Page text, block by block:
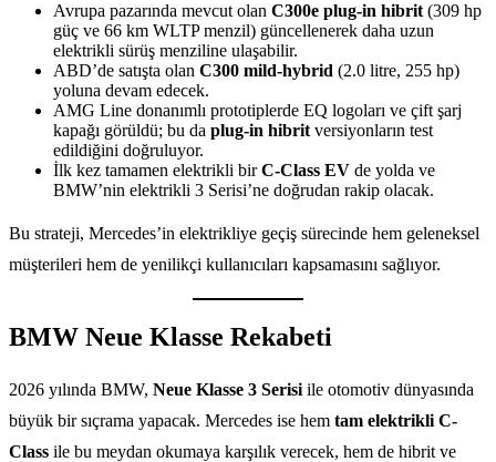
Avrupa pazarında mevcut olan C300e plug-in hibrit (309 hp
güç ve 66 km WLTP menzil) güncellenerek daha uzun
elektrikli sürüş menziline ulaşabilir.
ABD’de satışta olan C300 mild-hybrid (2.0 litre, 255 hp)
yoluna devam edecek.
AMG Line donanımlı prototiplerde EQ logoları ve çift şarj
kapağı görüldü; bu da plug-in hibrit versiyonların test
edildiğini doğruluyor.
İlk kez tamamen elektrikli birC-Class EV de yolda ve
BMW’nin elektrikli 3 Serisi’ne doğrudan rakip olacak.
Bu strateji, Mercedes’in elektrikliye geçiş sürecinde hem geleneksel
müşterileri hem de yenilikçi kullanıcıları kapsamasını sağlıyor.
BMW Neue Klasse Rekabeti
2026 yılında BMW, Neue Klasse 3 Serisi ile otomotiv dünyasında
büyük bir sıçrama yapacak. Mercedes ise hem tam elektrikli C-
Class ile bu meydan okumaya karşılık verecek, hem de hibrit ve